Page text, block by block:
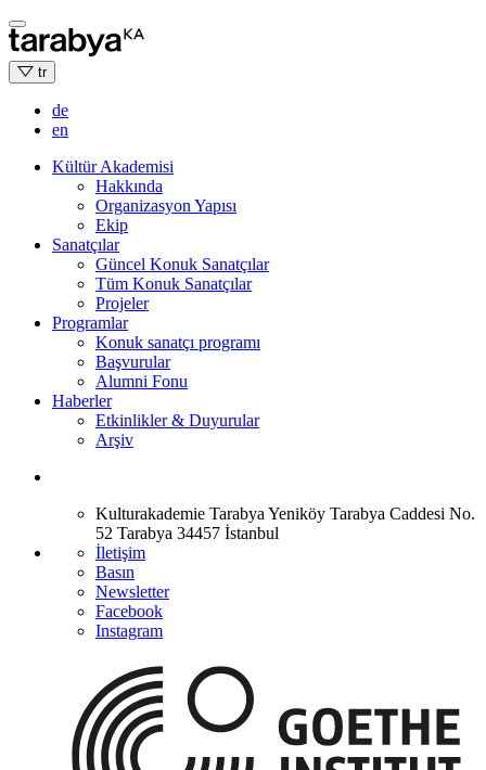
Skip
to
content
tr
de
en
Kültür Akademisi
Hakkında
Organizasyon Yapısı
Ekip
Sanatçılar
Güncel Konuk Sanatçılar
Tüm Konuk Sanatçılar
Projeler
Programlar
Konuk sanatçı programı
Başvurular
Alumni Fonu
Haberler
Etkinlikler & Duyurular
Arşiv
Kulturakademie Tarabya Yeniköy Tarabya Caddesi No.
52 Tarabya 34457 İstanbul
İletişim
Basın
Newsletter
Facebook
Instagram